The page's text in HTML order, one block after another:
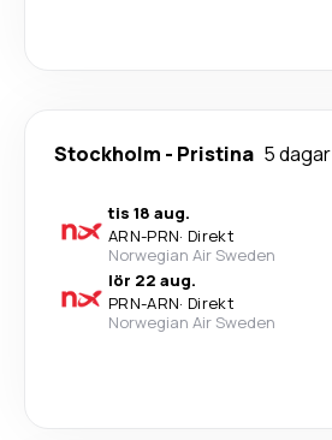
Stockholm - Pristina 5 dagar
tis 18 aug.
ARN-PRN· Direkt
Norwegian Air Sweden
lör 22 aug.
PRN-ARN· Direkt
Norwegian Air Sweden